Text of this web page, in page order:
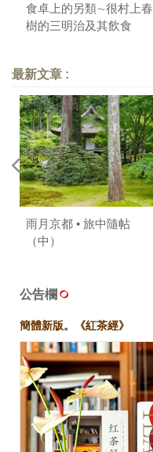
食卓上的另類∼很村上春
樹的三明治及其飲食
最新文章 :
雨月京都 • 旅中隨帖
（中）
公告欄
簡體新版。《紅茶經》